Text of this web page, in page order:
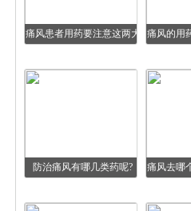
痛风患者用药要注意这两大
痛风的用
防治痛风有哪几类药呢?
痛风去哪